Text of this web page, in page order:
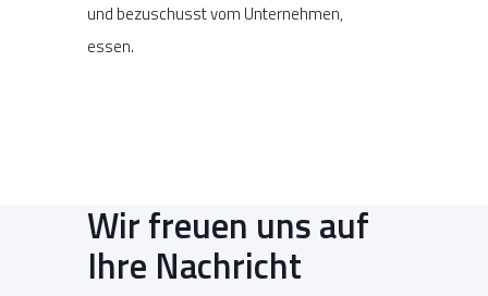
und bezuschusst vom Unternehmen,
essen.
Wir freuen uns auf
Ihre Nachricht